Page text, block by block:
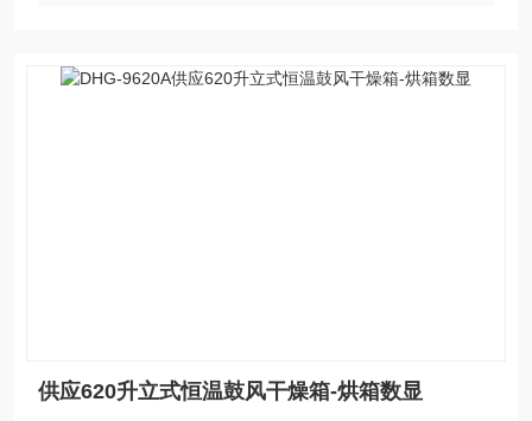
供应620升立式恒温鼓风干燥箱-烘箱数显